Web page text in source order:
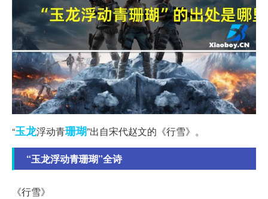
“玉龙浮动青珊瑚”出自宋代赵文的《行雪》。
“玉龙浮动青珊瑚”全诗
《行雪》